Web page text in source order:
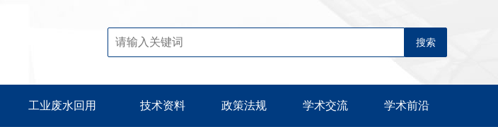
工业废水回用 技术资料 政策法规 学术交流 学术前沿